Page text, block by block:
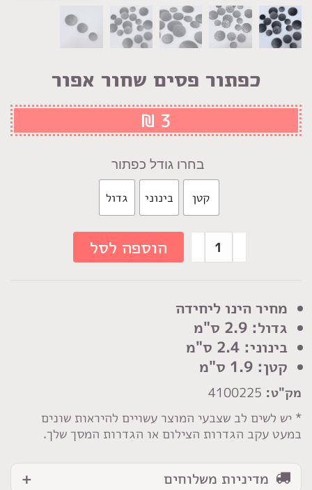
כפתור פסים שחור אפור
מחיר הינו ליחידה
גדול: 2.9 ס"מ
בינוני: 2.4 ס"מ
קטן: 1.9 ס"מ
מק"ט:
* יש לשים לב שצבעי המוצר עשויים להיראות שונים
במעט עקב הגדרות הצילום או הגדרות המסך שלך.
₪ 3
גודל כפתור
קטן בינוני גדול
כמות
של
שחור
אפור
הוספה לסל
מדיניות משלוחים